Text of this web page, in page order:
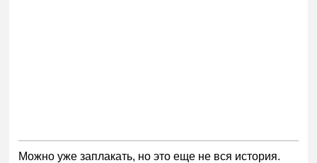
Можно уже заплакать, но это еще не вся история.